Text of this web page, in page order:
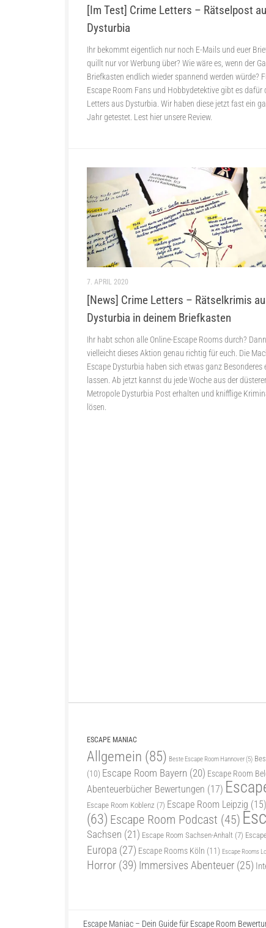
[Im Test] Crime Letters – Rätselpost
Dysturbia
Ihr bekommt eigentlich nur noch E-Mails und euer
quillt nur vor Werbung über? Wie wäre es, wenn der
Briefkasten endlich wieder spannend werden würde?
Escape Room Fans und Hobbydetektive gibt es dafür
Letters aus Dysturbia. Wir haben diese jetzt fast ein
Jahr getestet. Lest hier unsere Review.
7. APRIL 2020
[News] Crime Letters – Rätselkrimis
Dysturbia in deinem Briefkasten
Ihr habt schon alle Online-Escape Rooms durch?
vielleicht dieses Aktion genau richtig für euch. Die
Escape Dysturbia haben sich etwas ganz Besonderes
lassen. Ab jetzt kannst du jede Woche aus der
Metropole Dysturbia Post erhalten und knifflige
lösen.
ESCAPE MANIAC
Allgemein (85) Beste Escape Room Hannover(5)
(10) Escape Room Bayern (20) Escape Room
Abenteuerbücher Bewertungen (17)
Escape Room Koblenz (7) Escape Room Leipzig (15)
(63) Escape Room Podcast (45)
Sachsen (21) Escape Room Sachsen-Anhalt (7)
Europa (27) Escape Rooms Köln (11) Escape Rooms
Horror (39) Immersives Abenteuer (25)
Escape Maniac – Dein Guide für Escape Room